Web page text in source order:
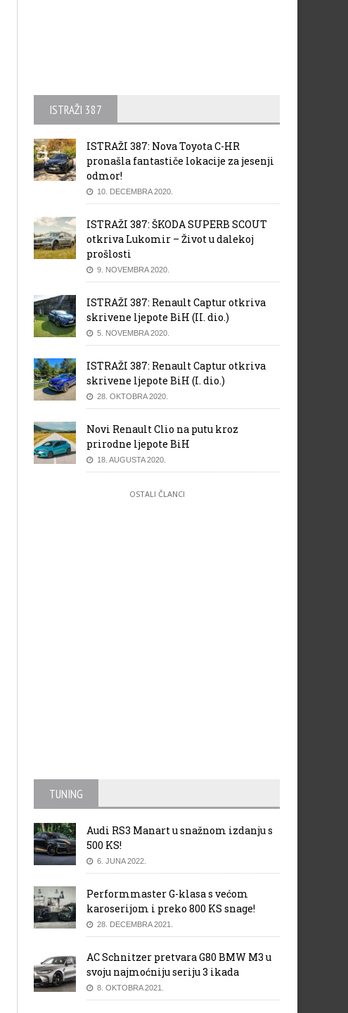
ISTRAŽI 387
ISTRAŽI 387: Nova Toyota C-HR
pronašla fantastiče lokacije za jesenji
odmor!
10. DECEMBRA 2020.
ISTRAŽI 387: ŠKODA SUPERB SCOUT
otkriva Lukomir – Život u dalekoj
prošlosti
9. NOVEMBRA 2020.
ISTRAŽI 387: Renault Captur otkriva
skrivene ljepote BiH (II. dio.)
5. NOVEMBRA 2020.
ISTRAŽI 387: Renault Captur otkriva
skrivene ljepote BiH (I. dio.)
28. OKTOBRA 2020.
Novi Renault Clio na putu kroz
prirodne ljepote BiH
18. AUGUSTA 2020.
OSTALI ČLANCI
TUNING
Audi RS3 Manart u snažnom izdanju s
500 KS!
6. JUNA 2022.
Performmaster G-klasa s većom
karoserijom i preko 800 KS snage!
28. DECEMBRA 2021.
AC Schnitzer pretvara G80 BMW M3 u
svoju najmoćniju seriju 3 ikada
8. OKTOBRA 2021.